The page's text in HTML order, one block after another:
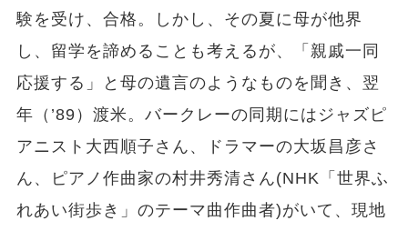
験を受け、合格。しかし、その夏に母が他界
し、留学を諦めることも考えるが、「親戚一同
応援する」と母の遺言のようなものを聞き、翌
年（’89）渡米。バークレーの同期にはジャズピ
アニスト大西順子さん、ドラマーの大坂昌彦さ
ん、ピアノ作曲家の村井秀清さん(NHK「世界ふ
れあい街歩き」のテーマ曲作曲者)がいて、現地